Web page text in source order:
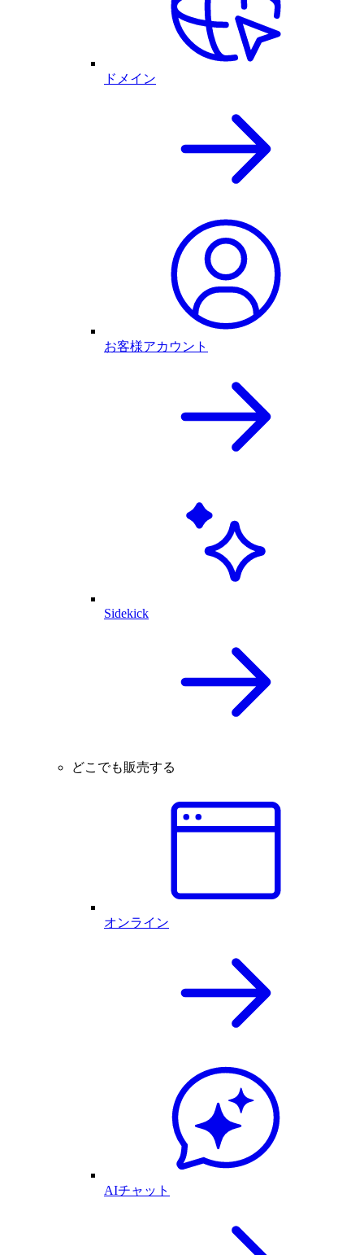
ドメイン
お客様アカウント
Sidekick
どこでも販売する
オンライン
AIチャット